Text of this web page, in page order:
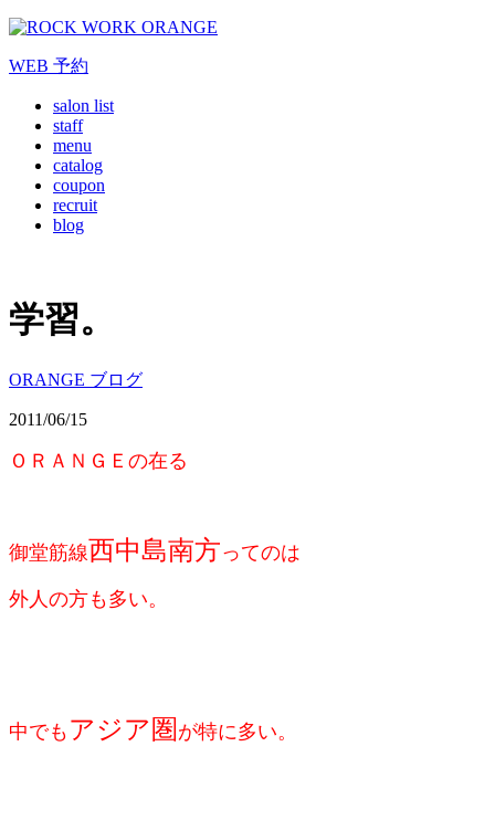
WEB 予約
salon list
staff
menu
catalog
coupon
recruit
blog
学習。
ORANGE ブログ
2011/06/15
ＯＲＡＮＧＥの在る
御堂筋線西中島南方ってのは
外人の方も多い。
中でも アジア圏 が特に多い。